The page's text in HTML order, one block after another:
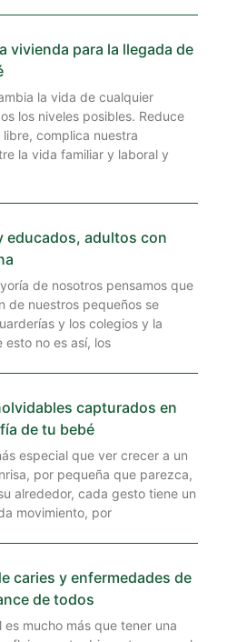
vivienda para la llegada de
la vida de cualquier
los niveles posibles. Reduce
complica nuestra
la vida familiar y laboral y
educados, adultos con
de nosotros pensamos que
de nuestros pequeños se
y los colegios y la
esto no es así, los
capturados en
de tu bebé
especial que ver crecer a un
por pequeña que parezca,
alrededor, cada gesto tiene un
movimiento, por
caries y enfermedades de
de todos
es mucho más que tener una